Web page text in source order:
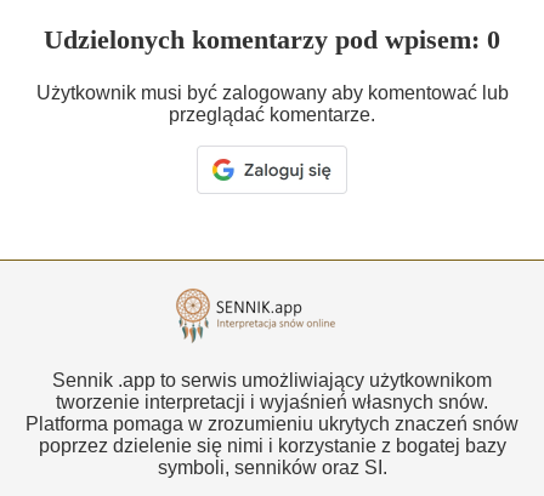
Udzielonych komentarzy pod wpisem: 0
Użytkownik musi być zalogowany aby komentować lub
przeglądać komentarze.
Sennik .app to serwis umożliwiający użytkownikom
tworzenie interpretacji i wyjaśnień własnych snów.
Platforma pomaga w zrozumieniu ukrytych znaczeń snów
poprzez dzielenie się nimi i korzystanie z bogatej bazy
symboli, senników oraz SI.